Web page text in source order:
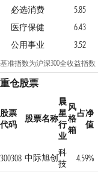
必选消费
5.85
医疗保健
6.43
公用事业
3.52
基准指数为沪深300全收益指数
重仓股票
股票
代码
股票名称
晨
星
行
业
风
格
箱
占净
值
300308 中际旭创科
技
4.59%